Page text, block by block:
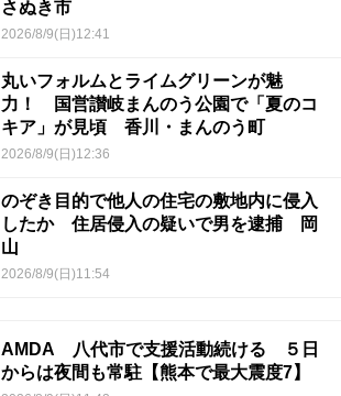
さぬき市
2026/8/9(日)12:41
丸いフォルムとライムグリーンが魅
力！ 国営讃岐まんのう公園で「夏のコ
キア」が見頃 香川・まんのう町
2026/8/9(日)12:36
のぞき目的で他人の住宅の敷地内に侵入
したか 住居侵入の疑いで男を逮捕 岡
山
2026/8/9(日)11:54
AMDA 八代市で支援活動続ける ５日
からは夜間も常駐【熊本で最大震度7】